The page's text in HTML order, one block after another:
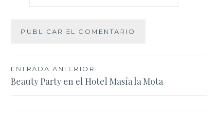
Navegación
de
ENTRADA ANTERIOR
Beauty Party en el Hotel Masía la Mota